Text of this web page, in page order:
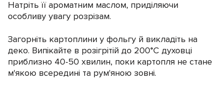
Натріть її ароматним маслом, приділяючи
особливу увагу розрізам.
Загорніть картоплини у фольгу й викладіть на
деко. Випікайте в розігрітій до 200°C духовці
приблизно 40-50 хвилин, поки картопля не стане
м'якою всередині та рум'яною зовні.